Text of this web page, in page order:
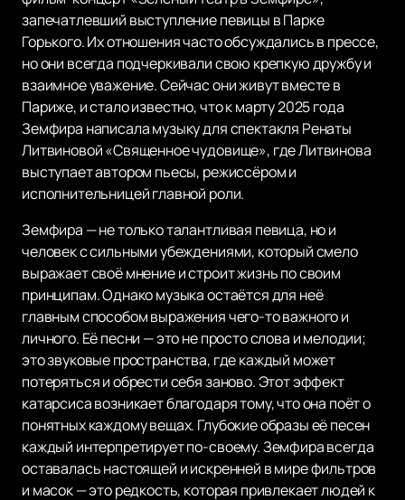
запечатлевший выступление певицы в Парке
Горького. Их отношения часто обсуждались в прессе,
но они всегда подчеркивали свою крепкую дружбу и
взаимное уважение. Сейчас они живут вместе в
Париже, и стало известно, что к марту 2025 года
Земфира написала музыку для спектакля Ренаты
Литвиновой «Священное чудовище», где Литвинова
выступает автором пьесы, режиссёром и
исполнительницей главной роли.
Земфира — не только талантливая певица, но и
человек с сильными убеждениями, который смело
выражает своё мнение и строит жизнь по своим
принципам. Однако музыка остаётся для неё
главным способом выражения чего-то важного и
личного. Её песни — это не просто слова и мелодии;
это звуковые пространства, где каждый может
потеряться и обрести себя заново. Этот эффект
катарсиса возникает благодаря тому, что она поёт о
понятных каждому вещах. Глубокие образы её песен
каждый интерпретирует по-своему. Земфира всегда
оставалась настоящей и искренней в мире фильтров
и масок — это редкость, которая привлекает людей к